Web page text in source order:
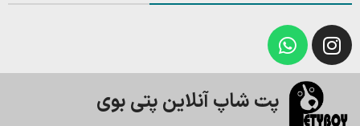
پت شاپ آنلاین پتی بوی